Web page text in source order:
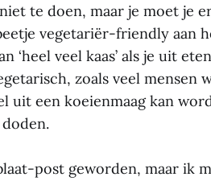
te doen, maar je moet je
vegetariër-friendly aan
‘heel veel kaas’ als je uit
zoals veel mensen
uit een koeienmaag kan
post geworden, maar ik